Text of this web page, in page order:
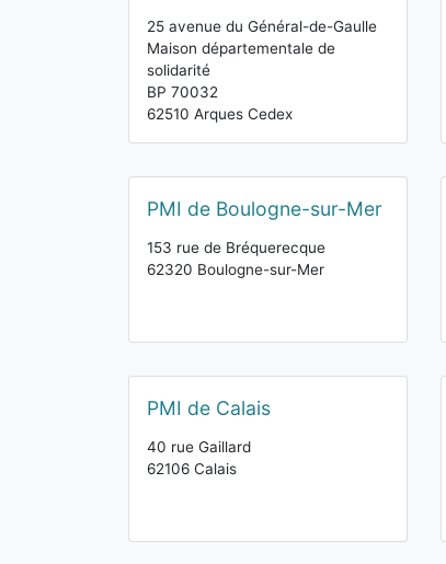
25 avenue du Général-de-Gaulle
Maison départementale de
solidarité
BP 70032
62510 Arques Cedex
PMI de Boulogne-sur-Mer
153 rue de Bréquerecque
62320 Boulogne-sur-Mer
PMI de Calais
40 rue Gaillard
62106 Calais